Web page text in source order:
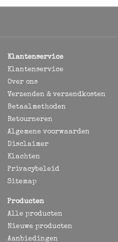
Klantenservice
Klantenservice
Over ons
Verzenden & verzendkosten
Betaalmethoden
Retourneren
Algemene voorwaarden
Disclaimer
Klachten
Privacybeleid
Sitemap
Producten
Alle producten
Nieuwe producten
Aanbiedingen